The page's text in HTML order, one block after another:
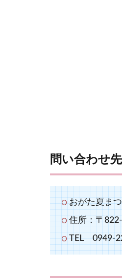
問い合わせ先
おがた夏ま
住所：〒
TEL 0949-